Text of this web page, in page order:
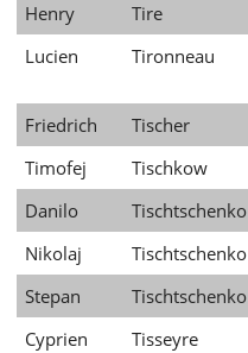
Henry
Tire
Lucien
Tironneau
Friedrich
Tischer
Timofej
Tischkow
Danilo
Tischtschenko
Nikolaj
Tischtschenko
Stepan
Tischtschenko
Cyprien
Tisseyre